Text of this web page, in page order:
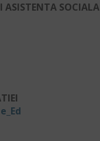
ASISTENTA SOCIALA